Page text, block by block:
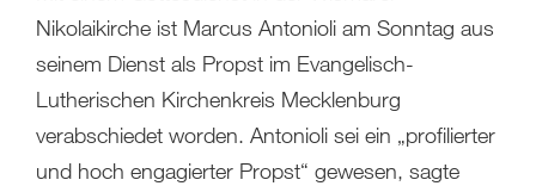
Nikolaikirche ist Marcus Antonioli am Sonntag aus
seinem Dienst als Propst im Evangelisch-
Lutherischen Kirchenkreis Mecklenburg
verabschiedet worden. Antonioli sei ein „profilierter
und hoch engagierter Propst“ gewesen, sagte